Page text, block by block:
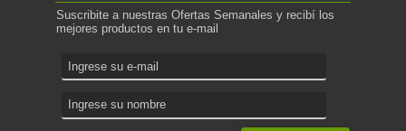
Suscribite a nuestras Ofertas Semanales y recibí los
mejores productos en tu e-mail